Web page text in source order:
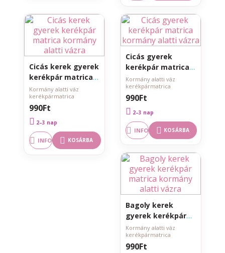
Cicás kerek gyerek
kerékpár matrica
kormány alatti
vázra
Kormány alatti váz
kerékpármatrica
990Ft
2–3 nap
INFO KOSÁRBA
Cicás gyerek
kerékpár matrica
kormány alatti
vázra
Kormány alatti váz
kerékpármatrica
990Ft
2–3 nap
INFO KOSÁRBA
Bagoly kerek
gyerek kerékpár
matrica kormány
alatti vázra
Kormány alatti váz
kerékpármatrica
990Ft